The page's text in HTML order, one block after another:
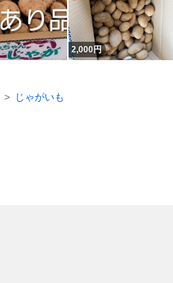
2,000円
じゃがいも